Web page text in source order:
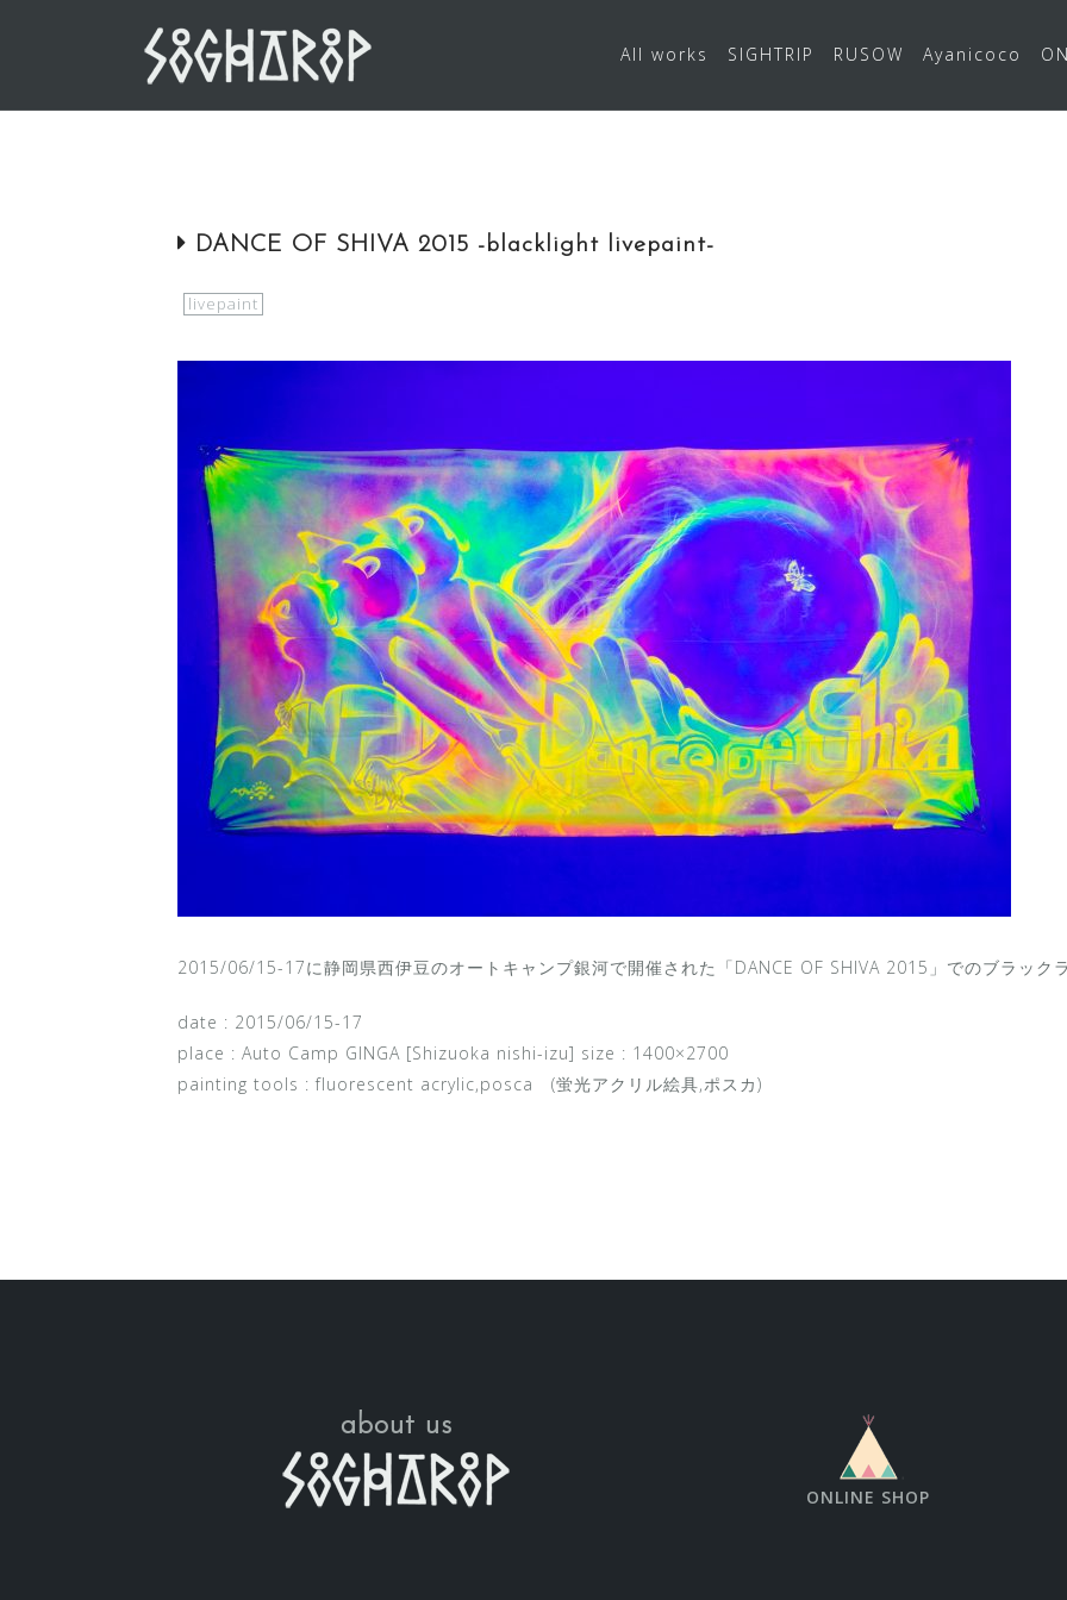
All works SIGHTRIP RUSOW Ayanicoco
DANCE OF SHIVA 2015 -blacklight livepaint-
livepaint
2015/06/15-17に静岡県西伊豆のオートキャンプ銀河で開催された「DANCE OF SHIVA 2015」でのブラック
date : 2015/06/15-17
place : Auto Camp GINGA [Shizuoka nishi-izu] size : 1400×2700
painting tools : fluorescent acrylic,posca (蛍光アクリル絵具,ポスカ)
about us
ONLINE SHOP